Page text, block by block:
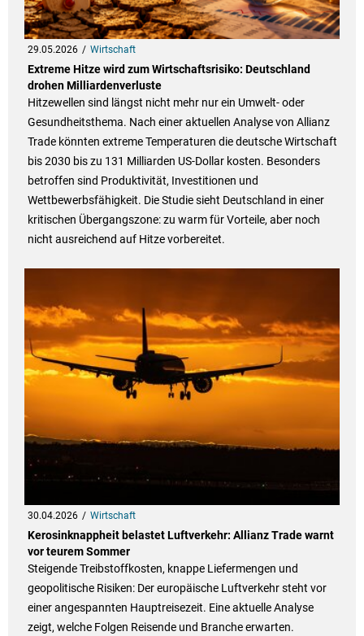
29.05.2026 Wirtschaft
Extreme Hitze wird zum Wirtschaftsrisiko: Deutschland
drohen Milliardenverluste
Hitzewellen sind längst nicht mehr nur ein Umwelt- oder
Gesundheitsthema. Nach einer aktuellen Analyse von Allianz
Trade könnten extreme Temperaturen die deutsche Wirtschaft
bis 2030 bis zu 131 Milliarden US-Dollar kosten. Besonders
betroffen sind Produktivität, Investitionen und
Wettbewerbsfähigkeit. Die Studie sieht Deutschland in einer
kritischen Übergangszone: zu warm für Vorteile, aber noch
nicht ausreichend auf Hitze vorbereitet.
30.04.2026 Wirtschaft
Kerosinknappheit belastet Luftverkehr: Allianz Trade warnt
vor teurem Sommer
Steigende Treibstoffkosten, knappe Liefermengen und
geopolitische Risiken: Der europäische Luftverkehr steht vor
einer angespannten Hauptreisezeit. Eine aktuelle Analyse
zeigt, welche Folgen Reisende und Branche erwarten.